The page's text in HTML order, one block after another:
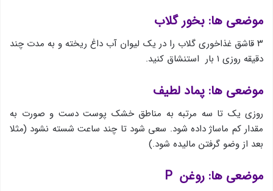
موضعی ها: بخور گلاب
۳ قاشق غذاخوری گلاب را در یک لیوان آب داغ ریخته و به مدت چند
دقیقه روزی ۱ بار استنشاق کنید.
موضعی ها: پماد لطیف
روزی یک تا سه مرتبه به مناطق خشک پوست دست و صورت به
مقدار کم ماساژ داده شود. سعی شود تا چند ساعت شسته نشود (مثلا
بعد از وضو گرفتن مالیده شود.)
موضعی ها: روغن P